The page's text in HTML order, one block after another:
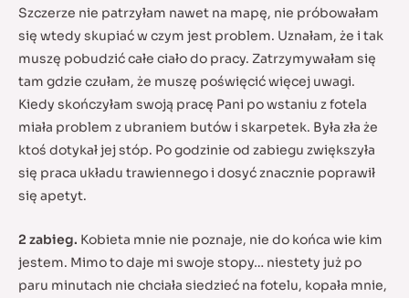
Szczerze nie patrzyłam nawet na mapę, nie próbowałam
się wtedy skupiać w czym jest problem. Uznałam, że i tak
muszę pobudzić całe ciało do pracy. Zatrzymywałam się
tam gdzie czułam, że muszę poświęcić więcej uwagi.
Kiedy skończyłam swoją pracę Pani po wstaniu z fotela
miała problem z ubraniem butów i skarpetek. Była zła że
ktoś dotykał jej stóp. Po godzinie od zabiegu zwiększyła
się praca układu trawiennego i dosyć znacznie poprawił
się apetyt.
2 zabieg. Kobieta mnie nie poznaje, nie do końca wie kim
jestem. Mimo to daje mi swoje stopy… niestety już po
paru minutach nie chciała siedzieć na fotelu, kopała mnie,